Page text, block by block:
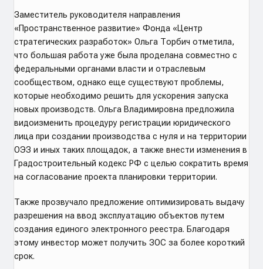
Заместитель руководителя направления
«Пространственное развитие» Фонда «Центр
стратегических разработок» Ольга Торбич отметила,
что большая работа уже была проделана совместно с
федеральными органами власти и отраслевым
сообществом, однако еще существуют проблемы,
которые необходимо решить для ускорения запуска
новых производств. Ольга Владимировна предложила
видоизменить процедуру регистрации юридического
лица при создании производства с нуля и на территории
ОЭЗ и иных таких площадок, а также внести изменения в
Градостроительный кодекс РФ с целью сократить время
на согласование проекта планировки территории.
Также прозвучало предложение оптимизировать выдачу
разрешения на ввод эксплуатацию объектов путем
создания единого электронного реестра. Благодаря
этому инвестор может получить ЗОС за более короткий
срок.